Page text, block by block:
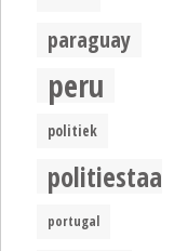
paraguay
peru
politiek
politiestaat
portugal